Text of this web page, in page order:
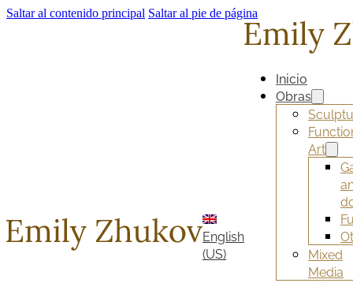
Saltar al contenido principal Saltar al pie de página
English
(US)
Inicio
Obras
Art
Mixed
Media